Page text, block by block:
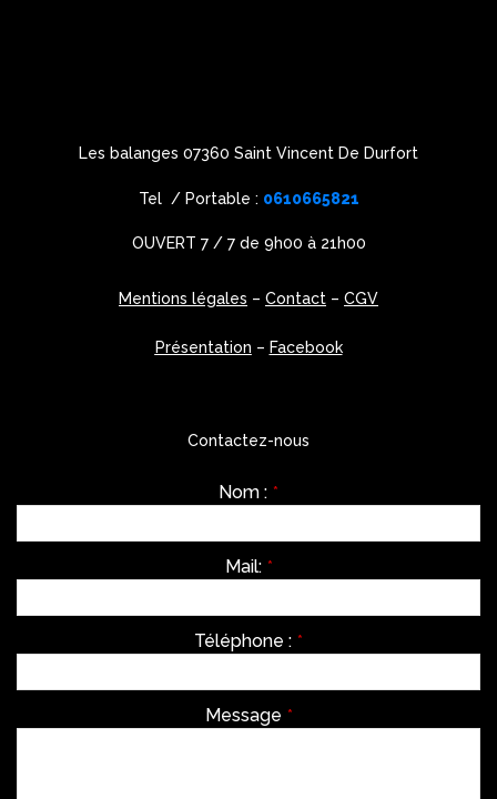
Les balanges 07360 Saint Vincent De Durfort
Tel / Portable : 0610665821
OUVERT 7 / 7 de 9h00 à 21h00
Mentions légales – Contact – CGV
Présentation – Facebook
Contactez-nous
Nom : *
Mail: *
Téléphone : *
Message *